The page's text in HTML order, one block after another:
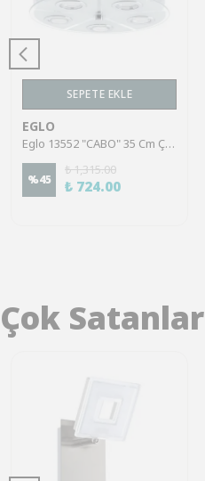
SEPETE EKLE
EGLO
Eglo 13552 "CABO" 35 Cm Çapında Krom Paslanmaz Çelik Tavan Armatürü
%45
₺ 1,315.00
₺ 724.00
Çok Satanlar